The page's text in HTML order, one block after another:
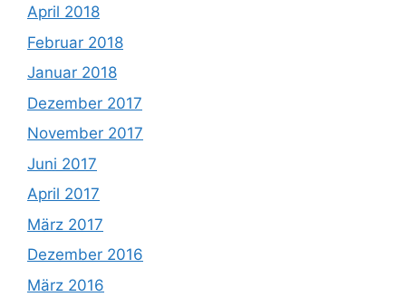
April 2018
Februar 2018
Januar 2018
Dezember 2017
November 2017
Juni 2017
April 2017
März 2017
Dezember 2016
März 2016